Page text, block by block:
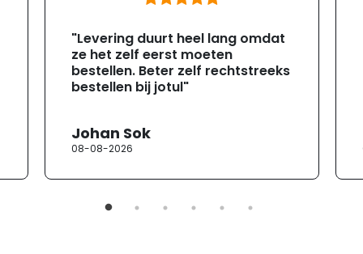
"Levering duurt heel lang omdat
ze het zelf eerst moeten
bestellen. Beter zelf rechtstreeks
bestellen bij jotul"
Johan Sok
08-08-2026